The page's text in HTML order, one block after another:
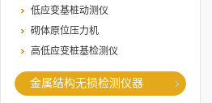
低应变基桩动测仪
砌体原位压力机
高低应变桩基检测仪
金属结构无损检测仪器